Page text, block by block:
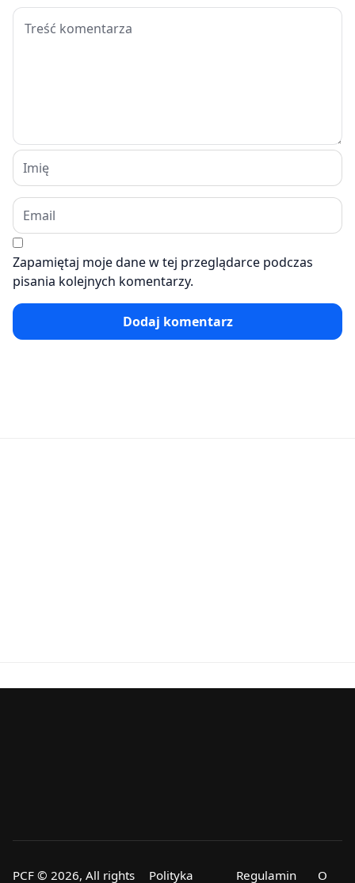
Zapamiętaj moje dane w tej przeglądarce podczas
pisania kolejnych komentarzy.
Dodaj komentarz
PCF © 2026, All rights Polityka Regulamin O